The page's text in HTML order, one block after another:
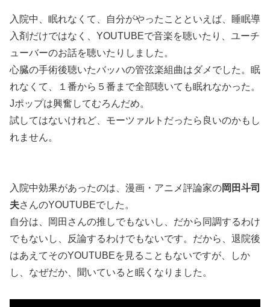
入院中、眠れなくて、自分がやったことといえば、睡眠導
入剤だけではなく、YOUTUBEで音楽を聴いたり、ユーチ
ューバーのお話を聴いたりしました。
心臓の手術後聴いたバッハの管弦楽組曲はダメでした。眠
れなくて、１番から５番まで全部聴いても眠れなかった。
Jポップは興奮してむろんだめ。
試してはないけれど、モーツァルトだったら良いのかもし
れません。
入院中効果があったのは、漫画・アニメ評論家の岡田斗司
夫さんのYOUTUBEでした。
自分は、岡田さんの推しでもないし、だから同調するわけ
でもないし、反論するわけでもないです。だから、退院後
はあえてそのYOUTUBEを見ることもないですが、しか
し、なぜだか、聞いていると眠くなりました。